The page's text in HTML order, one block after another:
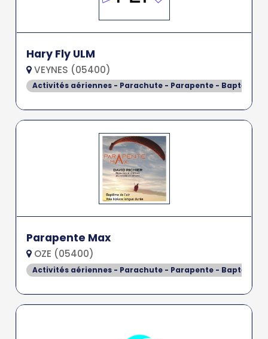
Hary Fly ULM
VEYNES (05400)
Activités aériennes - Parachute - Parapente - Baptême
Parapente Max
OZE (05400)
Activités aériennes - Parachute - Parapente - Baptême